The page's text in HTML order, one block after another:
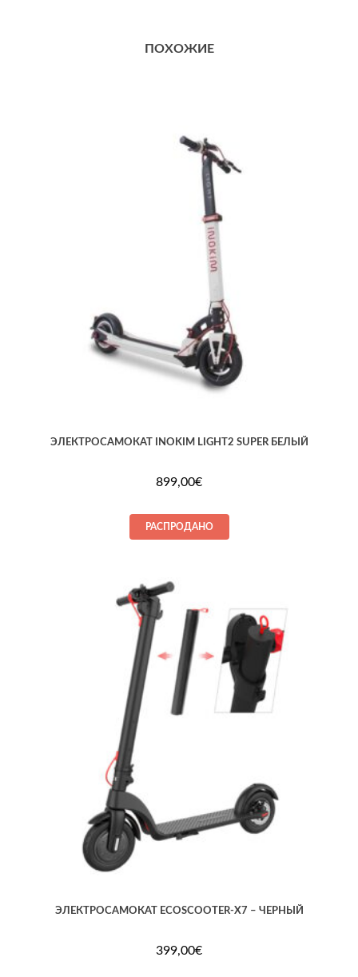
ПОХОЖИЕ
ЭЛЕКТРОСАМОКАТ INOKIM LIGHT2 SUPER БЕЛЫЙ
899,00€
РАСПРОДАНО
ЭЛЕКТРОСАМОКАТ ECOSCOOTER-X7 – ЧЕРНЫЙ
399,00€